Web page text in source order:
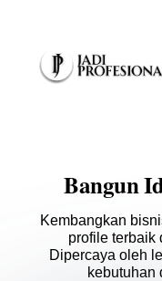
content
Bangun
Kembangkan
profile terbaik
Dipercaya oleh
kebutuhan